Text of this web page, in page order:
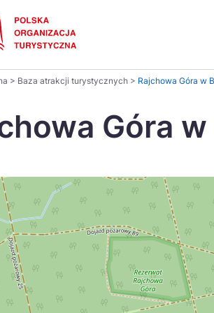
Português
> Baza atrakcji turystycznych > Rajchowa Góra w
Góra